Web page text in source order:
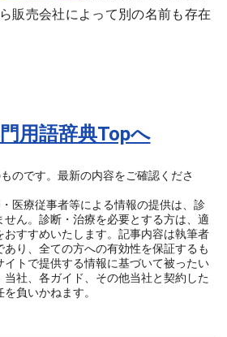
販売会社によって別の名前も存在
用語辞典Topへ
のです。最新の内容をご確認くださ
医療従事者等による情報の提供は、診
せん。診断・治療を必要とする方は、適
すすめいたします。記事内容は執筆者
り、全ての方への有効性を保証するも
トで提供する情報に基づいて被ったい
社、各ガイド、その他当社と契約した
負いかねます。